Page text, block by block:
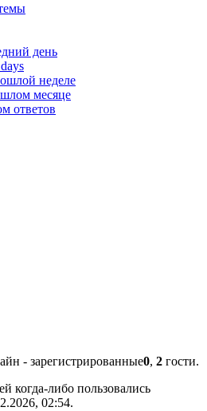
день
неделе
месяце
ответов
- зарегистрированные0, 2 гости.
когда-либо пользовались
02:54.